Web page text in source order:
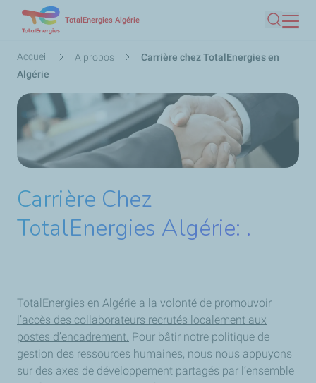
contenu
TotalEnergies Algérie
Fil
d'Ariane
Accueil A propos
Carrière chez TotalEnergies en
Algérie
Carrière Chez
TotalEnergies Algérie: .
TotalEnergies en Algérie a la volonté de promouvoir
l’accès des collaborateurs recrutés localement aux
postes d’encadrement. Pour bâtir notre politique de
gestion des ressources humaines, nous nous appuyons
sur des axes de développement partagés par l’ensemble